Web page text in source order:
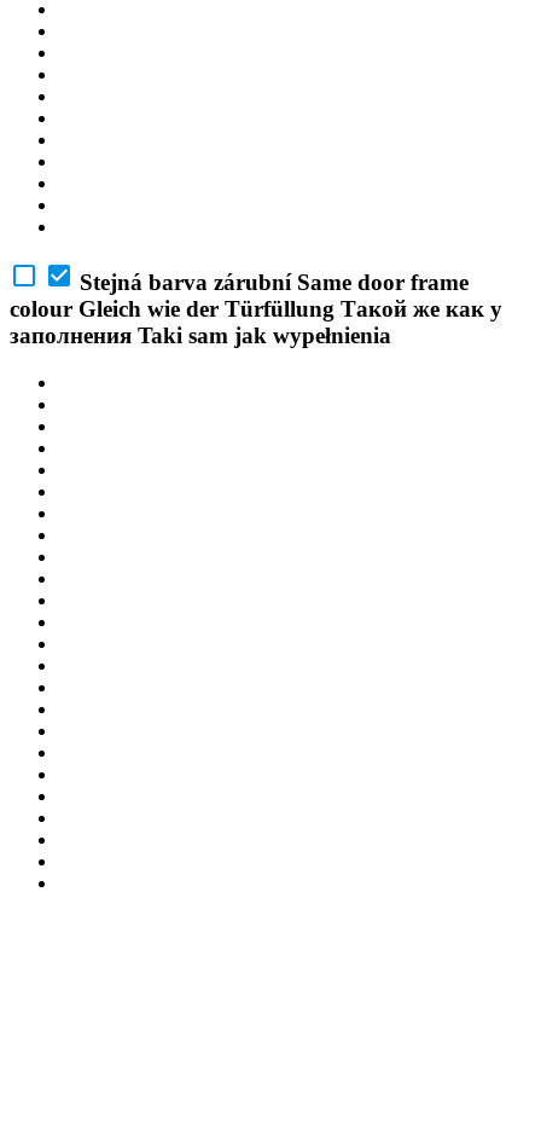
Stejná barva zárubní Same door frame
colour Gleich wie der Türfüllung Такой же как у
заполнения Taki sam jak wypełnienia